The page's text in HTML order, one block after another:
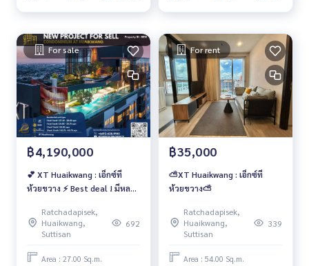
For sale
฿4,190,000
💕 XT Huaikwang : เอ็กซ์ที
ห้วยขวาง ⚡ Best deal ! มีหลาย
ตรม.-70 ตรม. ‼️ ราคาเริ่มต้นที่
4.19 MB เท่านั้น ⚡
Ratchadapisek,
Huaikwang,
Suttisan
692
Area : 27.00 Sq.m.
For rent
฿35,000
⛅️XT Huaikwang : เอ็กซ์ที
ห้วยขวาง⛅️
Ratchadapisek,
Huaikwang,
Suttisan
339
Area : 54.00 Sq.m.